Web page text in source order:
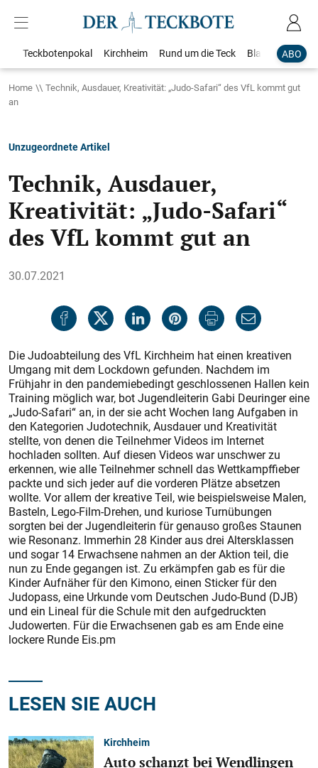
ABO
Teckbotenpokal Kirchheim Rund um die Teck Blaulicht
Home
Technik, Ausdauer, Kreativität: „Judo-Safari“ des VfL kommt gut
an
Unzugeordnete Artikel
Technik, Ausdauer,
Kreativität: „Judo-Safari“
des VfL kommt gut an
30.07.2021
Die Judoabteilung des VfL Kirchheim hat einen kreativen
Umgang mit dem Lockdown gefunden. Nachdem im
Frühjahr in den pandemiebedingt geschlossenen Hallen kein
Training möglich war, bot Jugendleiterin Gabi Deuringer eine
„Judo-Safari“ an, in der sie acht Wochen lang Aufgaben in
den Kategorien Judotechnik, Ausdauer und Kreativität
stellte, von denen die Teilnehmer Videos im Internet
hochladen sollten. Auf diesen Videos war unschwer zu
erkennen, wie alle Teilnehmer schnell das Wettkampffieber
packte und sich jeder auf die vorderen Plätze absetzen
wollte. Vor allem der kreative Teil, wie beispielsweise Malen,
Basteln, Lego-Film-Drehen, und kuriose Turnübungen
sorgten bei der Jugendleiterin für genauso großes Staunen
wie Resonanz. Immerhin 28 Kinder aus drei Altersklassen
und sogar 14 Erwachsene nahmen an der Aktion teil, die
nun zu Ende gegangen ist. Zu erkämpfen gab es für die
Kinder Aufnäher für den Kimono, einen Sticker für den
Judopass, eine Urkunde vom Deutschen Judo-Bund (DJB)
und ein Lineal für die Schule mit den aufgedruckten
Judowerten. Für die Erwachsenen gab es am Ende eine
lockere Runde Eis.pm
LESEN SIE AUCH
Kirchheim
Auto schanzt bei Wendlingen